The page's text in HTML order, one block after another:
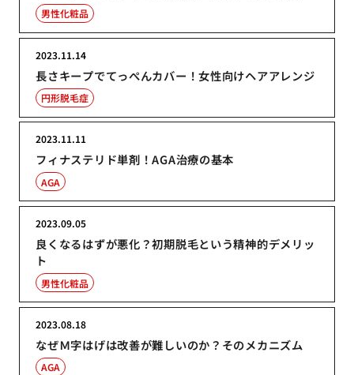
男性化粧品
長さキープでてっぺんカバー！女性向けヘアアレンジ
2023.11.14
円形脱毛症
フィナステリド単剤！AGA治療の基本
2023.11.11
AGA
良くなるはずが悪化？初期脱毛という精神的デメリッ
ト
2023.09.05
男性化粧品
なぜＭ字はげは改善が難しいのか？そのメカニズム
2023.08.18
AGA